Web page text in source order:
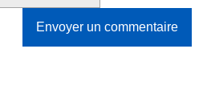
Envoyer un commentaire